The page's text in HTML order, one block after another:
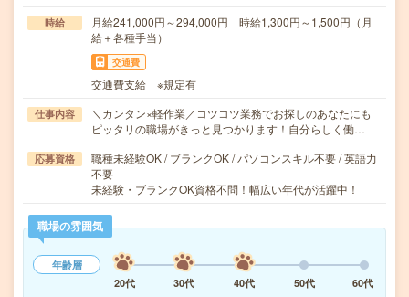
時給
月給241,000円～294,000円 時給1,300円～1,500円（月
給＋各種手当）
交通費
交通費支給 ※規定有
仕事内容
＼カンタン×軽作業／コツコツ業務でお探しのあなたにも
ピッタリの職場がきっと見つかります！自分らしく働…
応募資格
職種未経験OK / ブランクOK / パソコンスキル不要 / 英語力
不要
未経験・ブランクOK資格不問！幅広い年代が活躍中！
職場の雰囲気
年齢層
20代
30代 40代 50代
60代